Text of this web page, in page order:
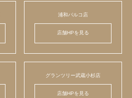
浦和パルコ店
店舗HPを見る
グランツリー武蔵小杉店
店舗HPを見る